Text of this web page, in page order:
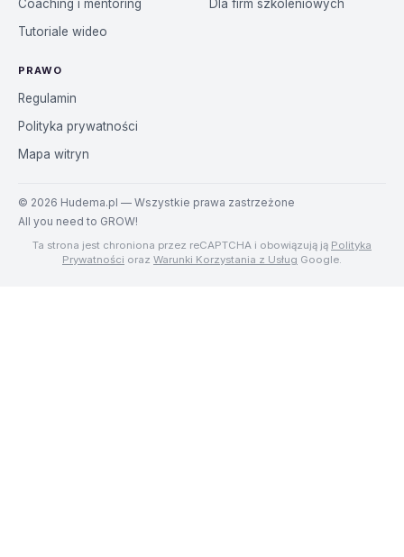
Coaching i mentoring
Tutoriale wideo
Dla firm szkoleniowych
PRAWO
Regulamin
Polityka prywatności
Mapa witryn
© 2026 Hudema.pl — Wszystkie prawa zastrzeżone
All you need to GROW!
Ta strona jest chroniona przez reCAPTCHA i obowiązują ją Polityka
Prywatności oraz Warunki Korzystania z Usług Google.